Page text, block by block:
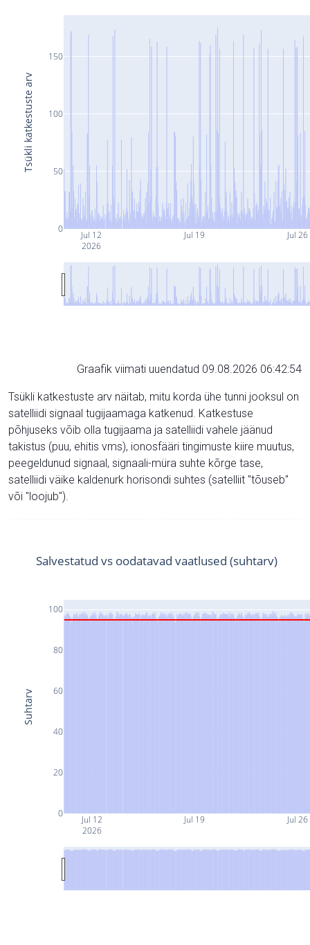
Jul 12
2026
Jul 19 Jul 26
0
50
100
150
Tsükli katkestuste arv
Graafik viimati uuendatud 09.08.2026 06:42:54
Tsükli katkestuste arv näitab, mitu korda ühe tunni jooksul on
satelliidi signaal tugijaamaga katkenud. Katkestuse
põhjuseks võib olla tugijaama ja satelliidi vahele jäänud
takistus (puu, ehitis vms), ionosfääri tingimuste kiire muutus,
peegeldunud signaal, signaali-müra suhte kõrge tase,
satelliidi väike kaldenurk horisondi suhtes (satelliit "tõuseb"
või "loojub").
Jul 12
2026
Jul 19 Jul 26
0
20
40
60
80
100
Salvestatud vs oodatavad vaatlused (suhtarv)
Suhtarv